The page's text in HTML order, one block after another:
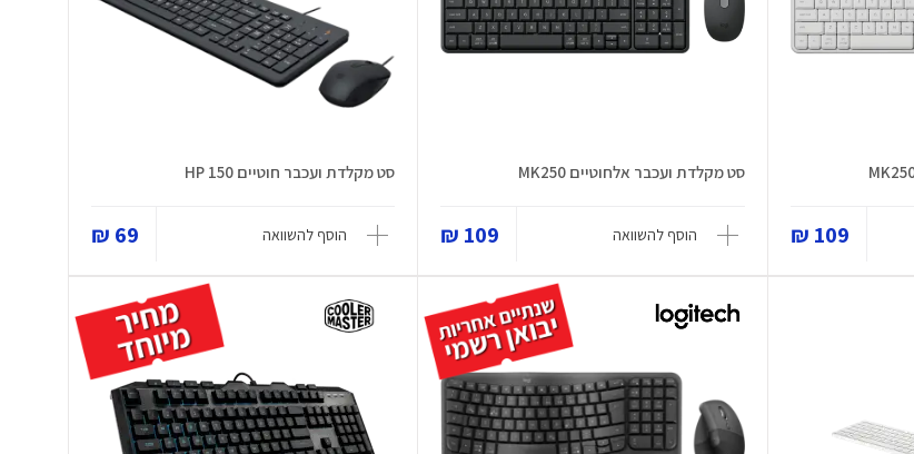
109 ₪
סט מקלדת ועכבר אלחוטיים MK250
הוסף להשוואה 109 ₪
סט מקלדת ועכבר חוטיים HP 150
הוסף להשוואה 69 ₪